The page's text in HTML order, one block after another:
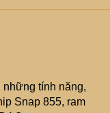
những tính năng,
Snap 855, ram